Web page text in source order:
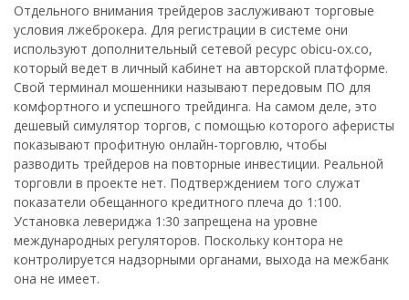
Отдельного внимания трейдеров заслуживают торговые
условия лжеброкера. Для регистрации в системе они
используют дополнительный сетевой ресурс obicu-ox.co,
который ведет в личный кабинет на авторской платформе.
Свой терминал мошенники называют передовым ПО для
комфортного и успешного трейдинга. На самом деле, это
дешевый симулятор торгов, с помощью которого аферисты
показывают профитную онлайн-торговлю, чтобы
разводить трейдеров на повторные инвестиции. Реальной
торговли в проекте нет. Подтверждением того служат
показатели обещанного кредитного плеча до 1:100.
Установка левериджа 1:30 запрещена на уровне
международных регуляторов. Поскольку контора не
контролируется надзорными органами, выхода на межбанк
она не имеет.